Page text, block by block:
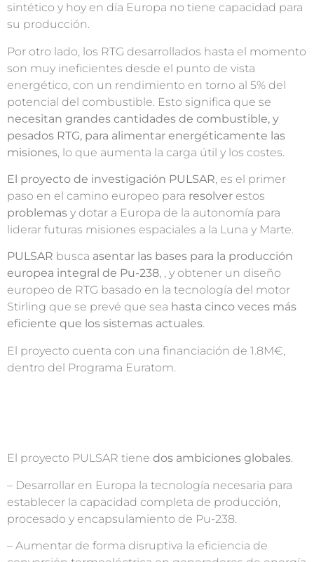
sintético y hoy en día Europa no tiene capacidad para
su producción.
Por otro lado, los RTG desarrollados hasta el momento
son muy ineficientes desde el punto de vista
energético, con un rendimiento en torno al 5% del
potencial del combustible. Esto significa que se
necesitan grandes cantidades de combustible, y
pesados RTG, para alimentar energéticamente las
misiones, lo que aumenta la carga útil y los costes.
El proyecto de investigación PULSAR, es el primer
paso en el camino europeo para resolver estos
problemas y dotar a Europa de la autonomía para
liderar futuras misiones espaciales a la Luna y Marte.
PULSAR busca asentar las bases para la producción
europea integral de Pu-238, , y obtener un diseño
europeo de RTG basado en la tecnología del motor
Stirling que se prevé que sea hasta cinco veces más
eficiente que los sistemas actuales.
El proyecto cuenta con una financiación de 1.8M€,
dentro del Programa Euratom.
El proyecto PULSAR tiene dos ambiciones globales.
– Desarrollar en Europa la tecnología necesaria para
establecer la capacidad completa de producción,
procesado y encapsulamiento de Pu-238.
– Aumentar de forma disruptiva la eficiencia de